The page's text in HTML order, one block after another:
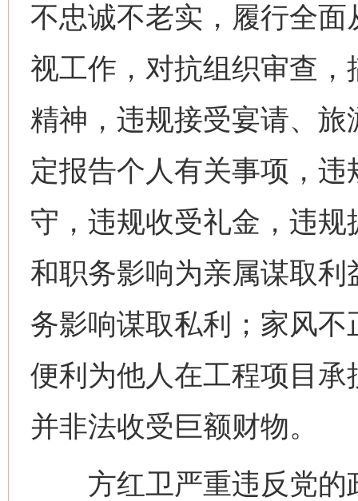
不忠诚不老实，履行全
视工作，对抗组织审查
精神，违规接受宴请、
定报告个人有关事项，
守，违规收受礼金，违
和职务影响为亲属谋取
务影响谋取私利；家风
便利为他人在工程项目
并非法收受巨额财物。
方红卫严重违反党的